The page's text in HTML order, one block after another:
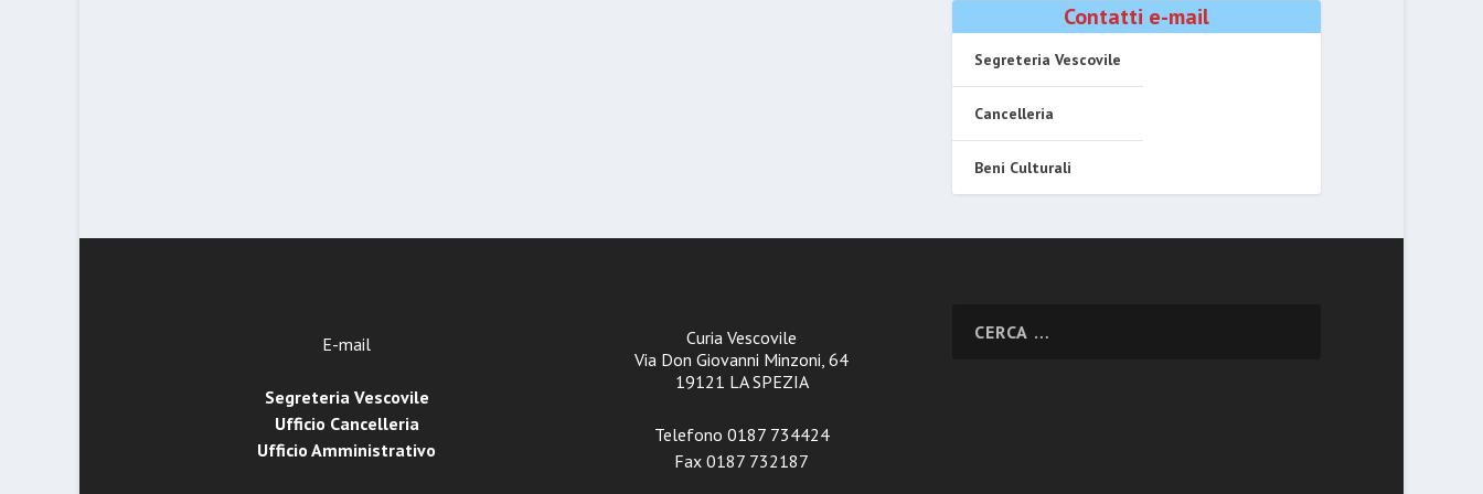
Contatti e-mail
Segreteria Vescovile
Cancelleria
Beni Culturali
E-mail
Segreteria Vescovile
Ufficio Cancelleria
Ufficio Amministrativo
Curia Vescovile
Via Don Giovanni Minzoni, 64
19121 LA SPEZIA
Telefono 0187 734424
Fax 0187 732187